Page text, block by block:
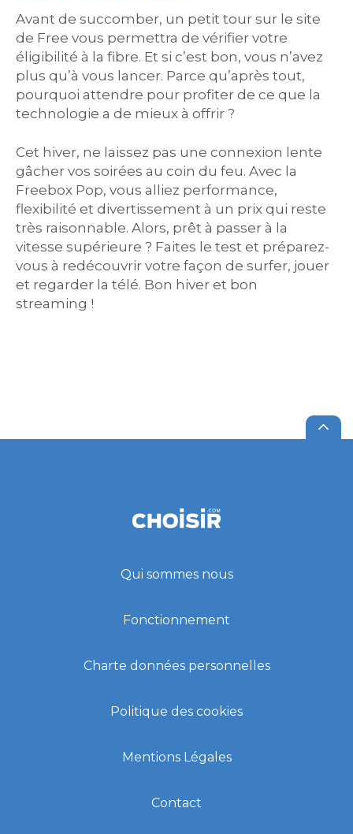
Avant de succomber, un petit tour sur le site
de Free vous permettra de vérifier votre
éligibilité à la fibre. Et si c’est bon, vous n’avez
plus qu’à vous lancer. Parce qu’après tout,
pourquoi attendre pour profiter de ce que la
technologie a de mieux à offrir ?
Cet hiver, ne laissez pas une connexion lente
gâcher vos soirées au coin du feu. Avec la
Freebox Pop, vous alliez performance,
flexibilité et divertissement à un prix qui reste
très raisonnable. Alors, prêt à passer à la
vitesse supérieure ? Faites le test et préparez-
vous à redécouvrir votre façon de surfer, jouer
et regarder la télé. Bon hiver et bon
streaming !
Qui sommes nous
Fonctionnement
Charte données personnelles
Politique des cookies
Mentions Légales
Contact